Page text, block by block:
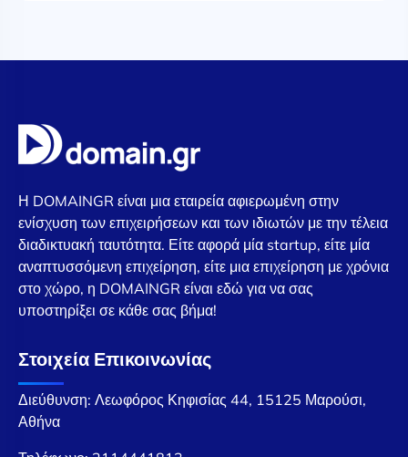
Η DOMAINGR είναι μια εταιρεία αφιερωμένη στην
ενίσχυση των επιχειρήσεων και των ιδιωτών με την τέλεια
διαδικτυακή ταυτότητα. Είτε αφορά μία startup, είτε μία
αναπτυσσόμενη επιχείρηση, είτε μια επιχείρηση με χρόνια
στο χώρο, η DOMAINGR είναι εδώ για να σας
υποστηρίξει σε κάθε σας βήμα!
Στοιχεία Επικοινωνίας
Διεύθυνση: Λεωφόρος Κηφισίας 44, 15125 Μαρούσι,
Αθήνα